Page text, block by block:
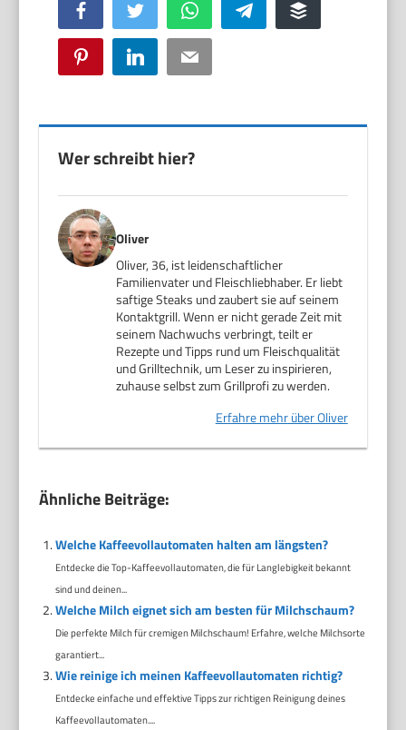
Facebook Twitter WhatsApp Telegram Buffer
Pinterest LinkedIn Email
Wer schreibt hier?
Oliver
Oliver, 36, ist leidenschaftlicher
Familienvater und Fleischliebhaber. Er liebt
saftige Steaks und zaubert sie auf seinem
Kontaktgrill. Wenn er nicht gerade Zeit mit
seinem Nachwuchs verbringt, teilt er
Rezepte und Tipps rund um Fleischqualität
und Grilltechnik, um Leser zu inspirieren,
zuhause selbst zum Grillprofi zu werden.
Erfahre mehr über Oliver
Ähnliche Beiträge:
Welche Kaffeevollautomaten halten am längsten?
Entdecke die Top-Kaffeevollautomaten, die für Langlebigkeit bekannt
sind und deinen...
Welche Milch eignet sich am besten für Milchschaum?
Die perfekte Milch für cremigen Milchschaum! Erfahre, welche Milchsorte
garantiert...
Wie reinige ich meinen Kaffeevollautomaten richtig?
Entdecke einfache und effektive Tipps zur richtigen Reinigung deines
Kaffeevollautomaten....